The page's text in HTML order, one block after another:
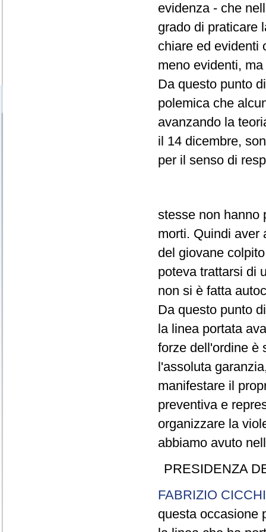
evidenza - che
grado di praticare
chiare ed evidenti
meno evidenti,
Da questo punto
polemica che
avanzando la
il 14 dicembre,
per il senso di
stesse non hanno
morti. Quindi aver
del giovane
poteva trattarsi di
non si è fatta
Da questo punto
la linea portata
forze dell'ordine è
l'assoluta
manifestare il
preventiva e
organizzare la
abbiamo avuto
PRESIDENZA
FABRIZIO
questa occasione